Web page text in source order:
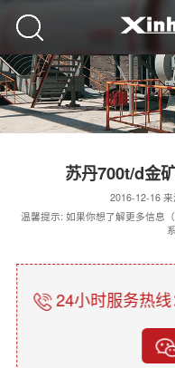
苏丹700t/d金
2016-12-16
温馨提示: 如果你想了解更多信息
24小时服务热线